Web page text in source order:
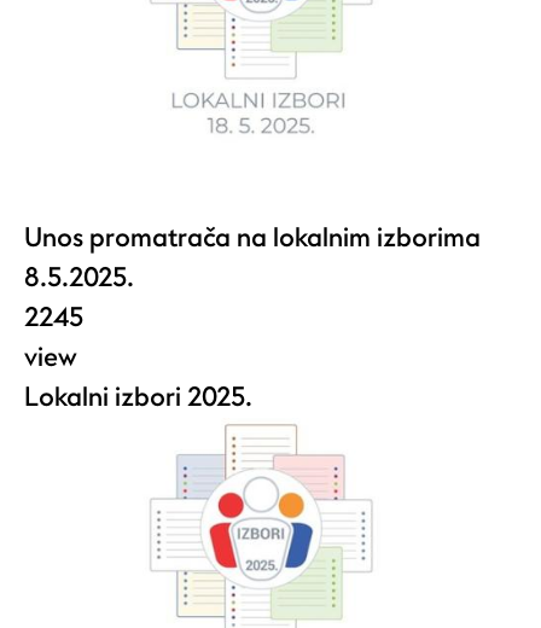
Unos promatrača na lokalnim izborima
8.5.2025.
2245
view
Lokalni izbori 2025.